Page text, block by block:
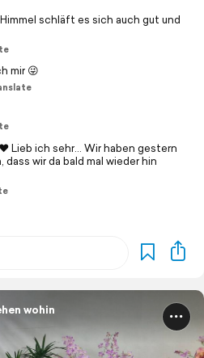
schläft es sich auch gut und
mir 😜
ich sehr... Wir haben gestern
wir da bald mal wieder hin
wohin